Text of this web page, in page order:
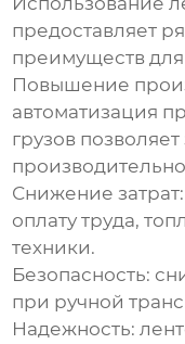
предоставляет
преимуществ
Повышение
автоматизация
грузов
Снижение
оплату труда,
техники.
Безопасность:
при ручной
Надежность: